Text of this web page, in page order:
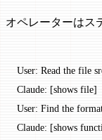
オペレーターはス
User: Read the file
Claude: [shows file]
User: Find the
Claude: [shows